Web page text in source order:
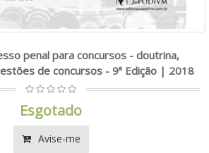
penal para concursos - doutrina,
de concursos - 9ª Edição | 2018
Esgotado
Avise-me